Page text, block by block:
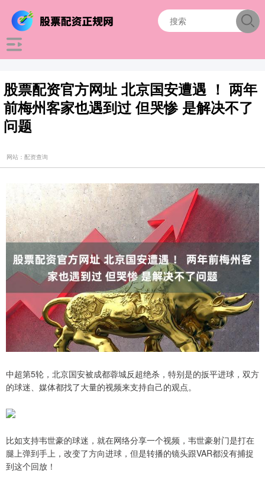
股票配资官方网址 北京国安遭遇 ！ 两年
前梅州客家也遇到过 但哭惨 是解决不了
问题
网站：配资查询
中超第5轮，北京国安被成都蓉城反超绝杀，特别是的扳平进球，双方
的球迷、媒体都找了大量的视频来支持自己的观点。
比如支持韦世豪的球迷，就在网络分享一个视频，韦世豪射门是打在
腿上弹到手上，改变了方向进球，但是转播的镜头跟VAR都没有捕捉
到这个回放！